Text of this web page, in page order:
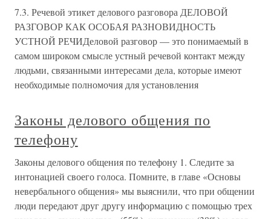
7.3. Речевой этикет делового разговора ДЕЛОВОЙ
РАЗГОВОР КАК ОСОБАЯ РАЗНОВИДНОСТЬ
УСТНОЙ РЕЧИДеловой разговор — это понимаемый в
самом широком смысле устный речевой контакт между
людьми, связанными интересами дела, которые имеют
необходимые полномочия для установления
Законы делового общения по
телефону
Законы делового общения по телефону 1. Следите за
интонацией своего голоса. Помните, в главе «Основы
невербального общения» мы выяснили, что при общении
люди передают друг другу информацию с помощью трех